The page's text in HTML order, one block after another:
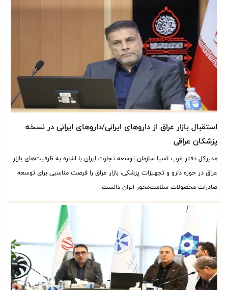
قرار دارد.
استقبال بازار عراق از داروهای ایرانی/داروهای ایرانی در نسخه
پزشکان عراقی
مدیرکل دفتر غرب آسیا سازمان توسعه تجارت ایران با اشاره به ظرفیت‌های بازار
عراق در حوزه دارو و تجهیزات پزشکی، بازار عراق را فرصت مناسبی برای توسعه
صادرات محصولات سلامت‌محور ایران دانست.